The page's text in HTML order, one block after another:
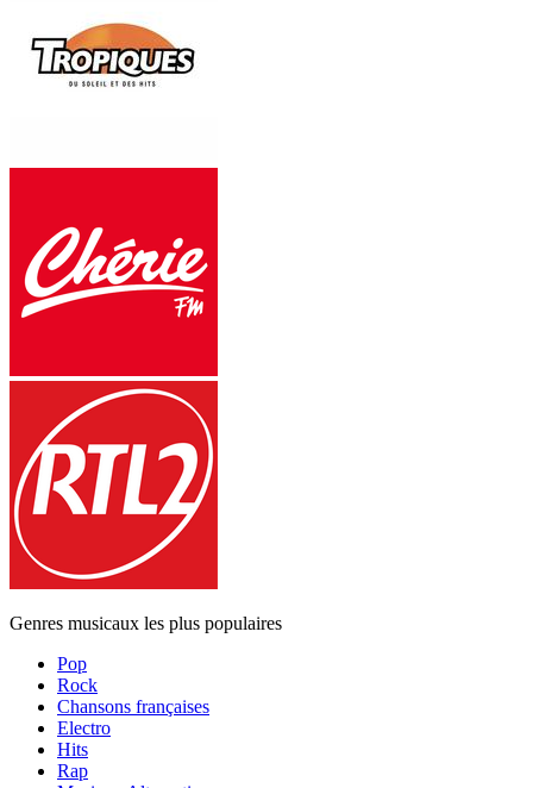
Genres musicaux les plus populaires
Pop
Rock
Chansons françaises
Electro
Hits
Rap